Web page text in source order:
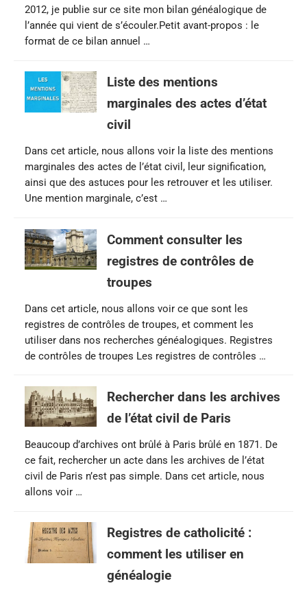
2012, je publie sur ce site mon bilan généalogique de
l’année qui vient de s’écouler.Petit avant-propos : le
format de ce bilan annuel …
Liste des mentions
marginales des actes d’état
civil
Dans cet article, nous allons voir la liste des mentions
marginales des actes de l’état civil, leur signification,
ainsi que des astuces pour les retrouver et les utiliser.
Une mention marginale, c’est …
Comment consulter les
registres de contrôles de
troupes
Dans cet article, nous allons voir ce que sont les
registres de contrôles de troupes, et comment les
utiliser dans nos recherches généalogiques. Registres
de contrôles de troupes Les registres de contrôles …
Rechercher dans les archives
de l’état civil de Paris
Beaucoup d’archives ont brûlé à Paris brûlé en 1871. De
ce fait, rechercher un acte dans les archives de l’état
civil de Paris n’est pas simple. Dans cet article, nous
allons voir …
Registres de catholicité :
comment les utiliser en
généalogie